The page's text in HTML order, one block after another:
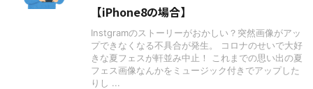
【iPhone8の場合】
Instgramのストーリーがおかしい？突然画像がアッ
プできなくなる不具合が発生。 コロナのせいで大好
きな夏フェスが軒並み中止！ これまでの思い出の夏
フェス画像なんかをミュージック付きでアップした
りし ...